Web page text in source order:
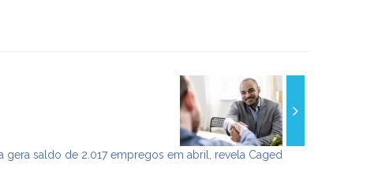
gera saldo de 2.017 empregos em abril, revela Caged